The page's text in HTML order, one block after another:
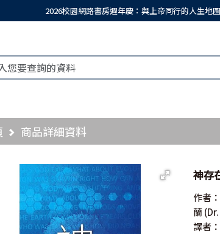
2026校園網路書房週年慶：與上帝同行的人生地圖
商品詳細資料
神存
作者：
蘭
譯者：